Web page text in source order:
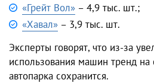
«Грейт Вол» – 4,9 тыс. шт.;
«Хавал» – 3,9 тыс. шт.
Эксперты говорят, что из-за
использования машин тренд на
автопарка сохранится.